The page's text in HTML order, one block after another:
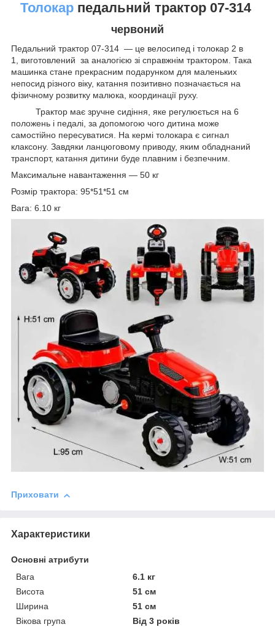
Толокар педальний трактор 07-314
червоний
Педальний трактор 07-314 — це велосипед і толокар 2 в
1, виготовлений за аналогією зі справжнім трактором. Така
машинка стане прекрасним подарунком для маленьких
непосид різного віку, катання позитивно позначається на
фізичному розвитку малюка, координації руху.
Трактор має зручне сидіння, яке регулюється на 6
положень і педалі, за допомогою чого дитина може
самостійно пересуватися. На кермі толокара є сигнал
клаксону. Завдяки ланцюговому приводу, яким обладнаний
транспорт, катання дитини буде плавним і безпечним.
Максимальне навантаження — 50 кг
Розмір трактора: 95*51*51 см
Вага: 6.10 кг
Приховати
Характеристики
Основні атрибути
Вага
6.1 кг
Висота
51 см
Ширина
51 см
Вікова група
Від 3 років